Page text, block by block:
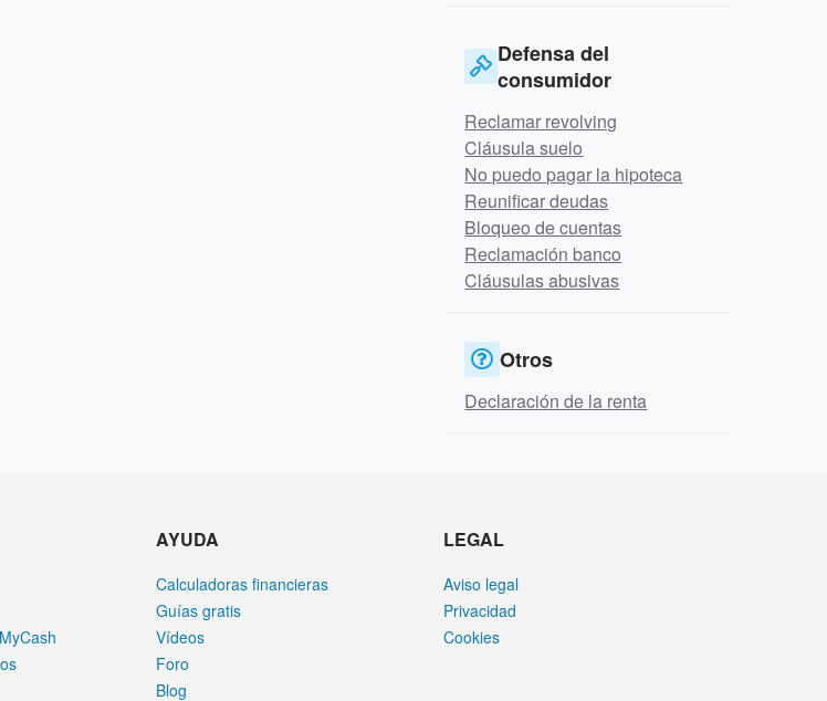
Defensa del
consumidor
Reclamar revolving
Cláusula suelo
No puedo pagar la hipoteca
Reunificar deudas
Bloqueo de cuentas
Reclamación banco
Cláusulas abusivas
Otros
Declaración de la renta
AYUDA
Calculadoras financieras
Guías gratis
Vídeos
Foro
Blog
LEGAL
Aviso legal
Privacidad
Cookies